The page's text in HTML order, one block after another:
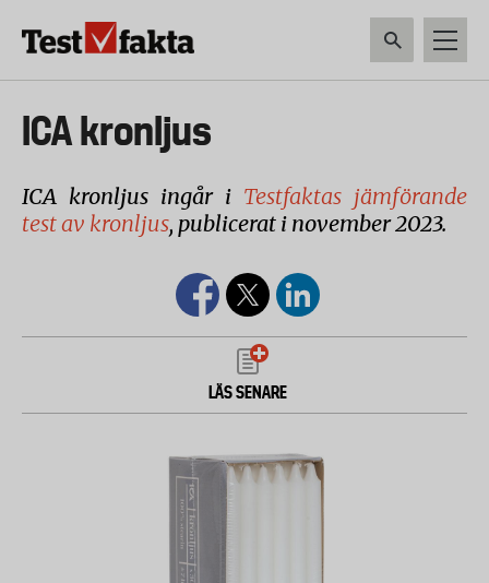
Huvudmeny
ny
ICA kronljus
ICA kronljus ingår i Testfaktas jämförande
test av kronljus, publicerat i november 2023.
LÄS SENARE